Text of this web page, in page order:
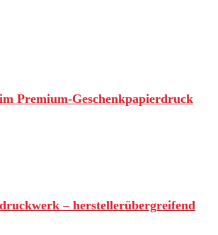
Premium-Geschenkpapierdruck
– herstellerübergreifend